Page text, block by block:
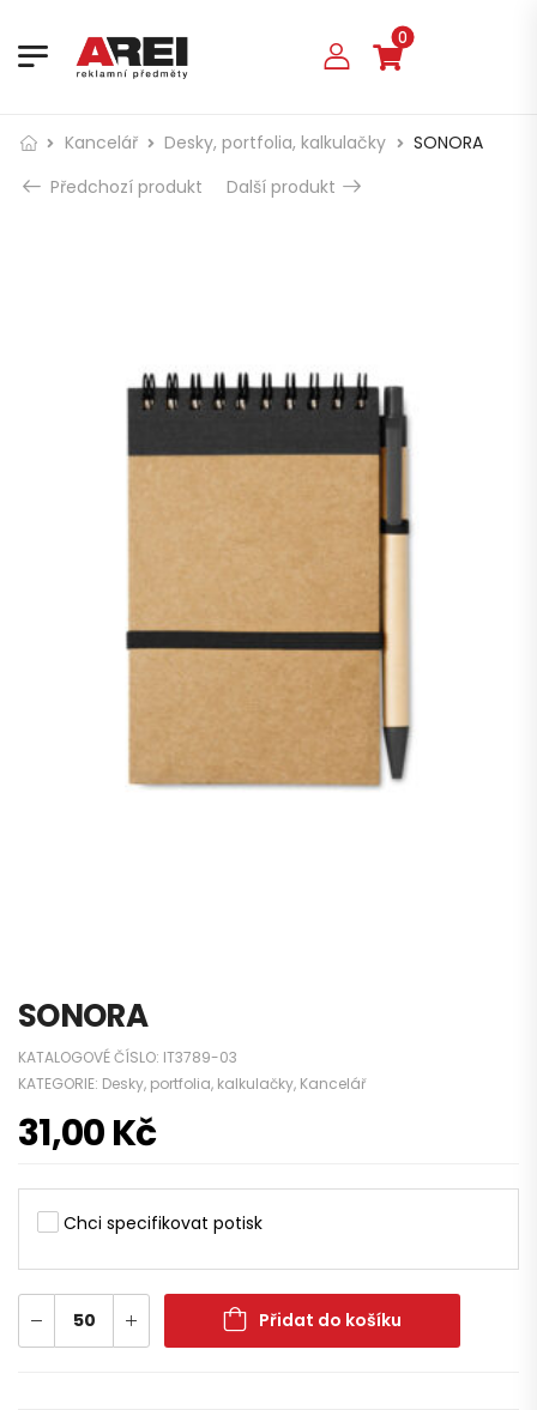
0
Kancelář Desky, portfolia, kalkulačky
SONORA
Předchozí produkt
Další produkt
SONORA
KATALOGOVÉ ČÍSLO: IT3789-03
KATEGORIE: Desky, portfolia, kalkulačky, Kancelář
31,00Kč
Chci specifikovat potisk
Přidat do košíku